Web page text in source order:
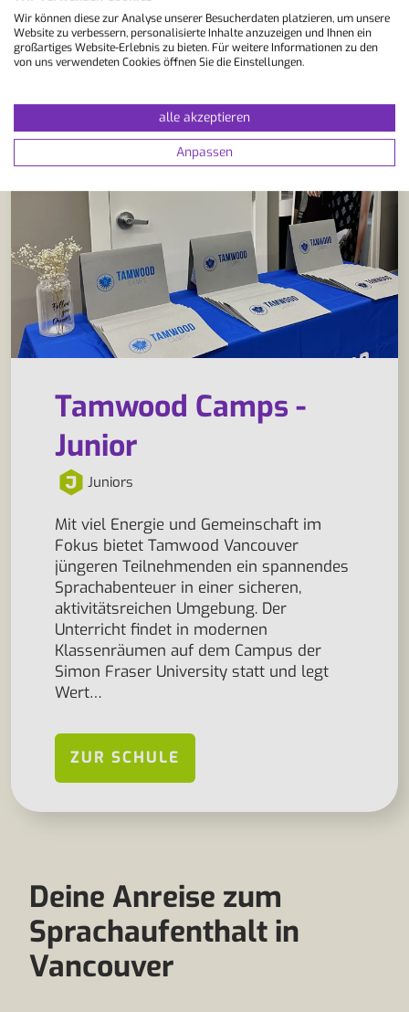
Tamwood Camps -
Junior
Juniors
Mit viel Energie und Gemeinschaft im
Fokus bietet Tamwood Vancouver
jüngeren Teilnehmenden ein spannendes
Sprachabenteuer in einer sicheren,
aktivitätsreichen Umgebung. Der
Unterricht findet in modernen
Klassenräumen auf dem Campus der
Simon Fraser University statt und legt
Wert…
ZUR SCHULE
Deine Anreise zum
Sprachaufenthalt in
Vancouver
Wir können diese zur Analyse unserer Besucherdaten platzieren, um unsere
Website zu verbessern, personalisierte Inhalte anzuzeigen und Ihnen ein
großartiges Website-Erlebnis zu bieten. Für weitere Informationen zu den
von uns verwendeten Cookies öffnen Sie die Einstellungen.
alle akzeptieren
Anpassen